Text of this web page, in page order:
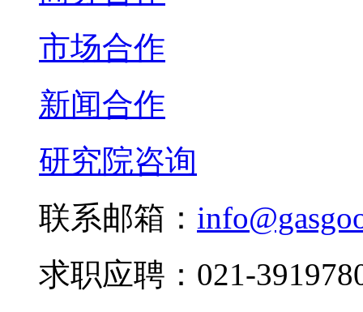
市场合作
新闻合作
研究院咨询
联系邮箱：
求职应聘：021-